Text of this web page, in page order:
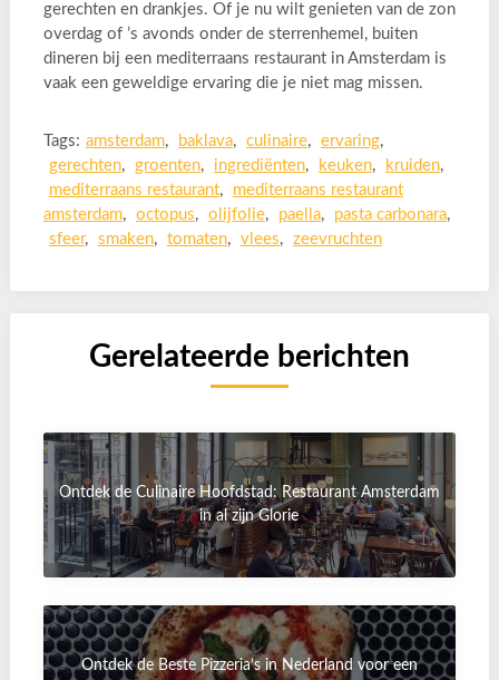
gerechten en drankjes. Of je nu wilt genieten van de zon
overdag of ’s avonds onder de sterrenhemel, buiten
dineren bij een mediterraans restaurant in Amsterdam is
vaak een geweldige ervaring die je niet mag missen.
Tags: amsterdam, baklava, culinaire, ervaring,
gerechten, groenten, ingrediënten, keuken, kruiden,
mediterraans restaurant,
mediterraans restaurant
amsterdam, octopus, olijfolie, paella, pasta carbonara,
sfeer, smaken, tomaten, vlees, zeevruchten
Gerelateerde berichten
Ontdek de Culinaire Hoofdstad: Restaurant Amsterdam
in al zijn Glorie
Ontdek de Beste Pizzeria’s in Nederland voor een